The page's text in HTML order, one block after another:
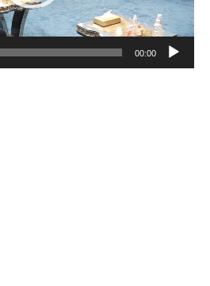
00:00